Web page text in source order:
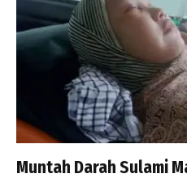
Muntah Darah Sulami